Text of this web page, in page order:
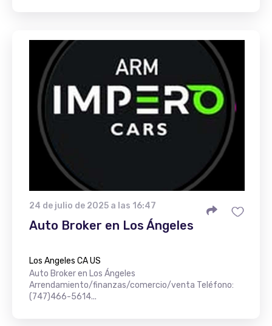
24 de julio de 2025 a las 16:47
Auto Broker en Los Ángeles
Los Angeles CA US
Auto Broker en Los Ángeles
Arrendamiento/finanzas/comercio/venta Teléfono:
(747)466-5614...